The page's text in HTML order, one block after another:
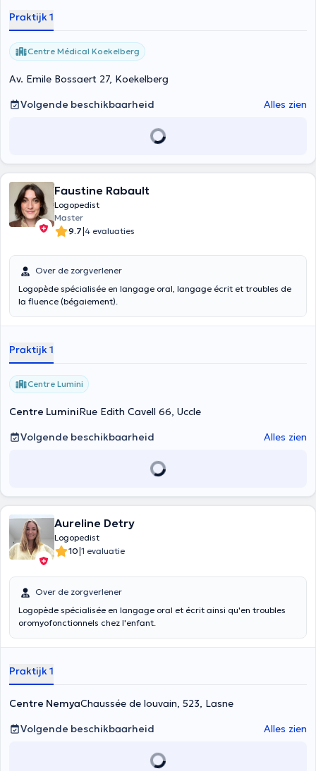
Praktijk 1
Centre Médical Koekelberg
Av. Emile Bossaert 27, Koekelberg
Volgende beschikbaarheid
Alles zien
Faustine Rabault
Logopedist
Master
9.7|4 evaluaties
Over de zorgverlener
Logopède spécialisée en langage oral, langage écrit et troubles de
la fluence (bégaiement).
Praktijk 1
Centre Lumini
Centre LuminiRue Edith Cavell 66, Uccle
Volgende beschikbaarheid
Alles zien
Aureline Detry
Logopedist
10|1 evaluatie
Over de zorgverlener
Logopède spécialisée en langage oral et écrit ainsi qu'en troubles
oromyofonctionnels chez l'enfant.
Praktijk 1
Centre NemyaChaussée de louvain, 523, Lasne
Volgende beschikbaarheid
Alles zien